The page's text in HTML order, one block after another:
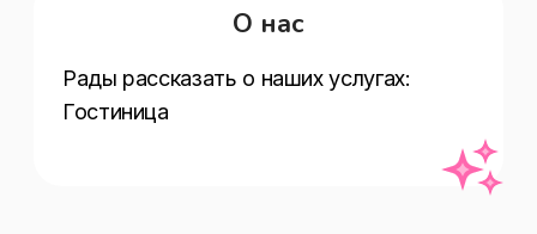
О нас
Рады рассказать о наших услугах:
Гостиница